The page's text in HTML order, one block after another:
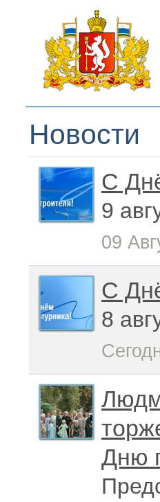
Новости
С
9
09
С
8
Дню